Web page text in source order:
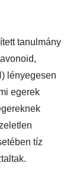
tanulmány
lényegesen
egerek
tíz